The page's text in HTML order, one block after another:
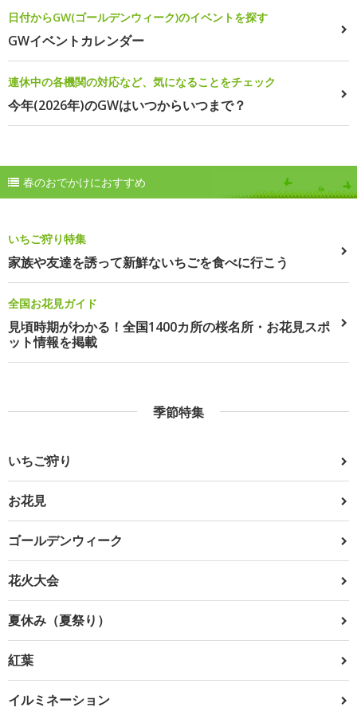
日付からGW(ゴールデンウィーク)のイベントを探す
GWイベントカレンダー
連休中の各機関の対応など、気になることをチェック
今年(2026年)のGWはいつからいつまで？
春のおでかけにおすすめ
いちご狩り特集
家族や友達を誘って新鮮ないちごを食べに行こう
全国お花見ガイド
見頃時期がわかる！全国1400カ所の桜名所・お花見スポ
ット情報を掲載
季節特集
いちご狩り
お花見
ゴールデンウィーク
花火大会
夏休み（夏祭り）
紅葉
イルミネーション